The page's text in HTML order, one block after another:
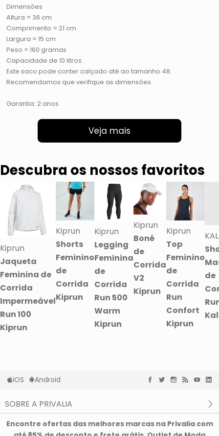
Dimensões
Altura = 36 cm
Comprimento = 21 cm
Largura = 15 cm
Peso = 160 gramas
Capacidade de 10 litros.
Este saco pode conter calçado até ao tamanho 48.
Recomendamos que verifique as dimensões.
Garantia: 2 anos
Veja mais
Descubra os nossos favoritos
Kiprun
Jaqueta
Feminina de
Corrida
Impermeável
Run 100
Kiprun
Kiprun
Shorts
Feminino
de
Corrida
Kiprun
Kiprun
Legging
Feminina
de
Corrida
Run 500
Warm
Kiprun
Kiprun
Boné
de
Corrida
V2
Kiprun
Kiprun
Top
Feminino
de
Corrida
Run
Confort
Kiprun
de
iOS Android
SOBRE A PRIVALIA
Privacidade e Cookies
Encontre ofertas das melhores marcas na Privalia com